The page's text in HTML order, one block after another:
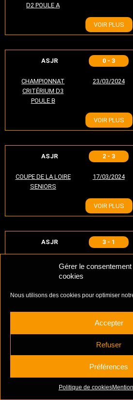
Gérer le consentement
cookies
Nous utilisons des cookies pour optimiser
Accepter
Refuser
Préférences
Politique de cookies
D2 POULE A
VOIR PLUS
ASJR 0 - 3
CHAMPIONNAT
CRITÉRIUM D3
POULE B
23/03/2024
VOIR PLUS
ASJR 2 - 3
COUPE DE LA LOIRE
SENIORS
17/03/2024
VOIR PLUS
ASJR 3 - 1
CHAMPIONNAT U14
17/03/2024
VOIR PLUS
5 - 3
17/03/2024
VOIR PLUS